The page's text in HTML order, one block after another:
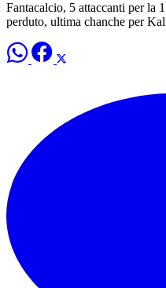
Fantacalcio, 5 attaccanti per la
perduto, ultima chanche per